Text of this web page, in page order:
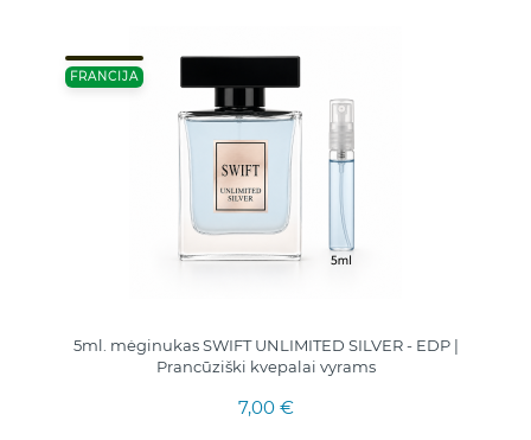
FRANCIJA
5ml. mėginukas SWIFT UNLIMITED SILVER - EDP |
Prancūziški kvepalai vyrams
7,00 €